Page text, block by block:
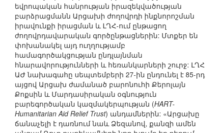
եվրոպական հանրության իրազեկվածության
բարձրացմանն Արցախի ժողովրդի ինքնորոշման
իրավունքի իրացման և ԼՂՀ-ում ընթացող
ժողովրդավարական գործընթացներին: Մտքեր են
փոխանակել այդ ուղղությամբ
համագործակցության ընդլայնման
հնարավորությունների և հեռանկարների շուրջ: ԼՂՀ
ԱԺ նախագահը սեպտեմբերի 27-ին ընդունել է 85-րդ
այցով Արցախ ժամանած բարոնուհի Քերոլայն
Քոքսին և Մարդասիրական օգնություն
բարեգործական կազմակերպության (HART-
Humanitarian Aid Relief Trust) անդամներին: «Արցախը
ճանաչելի է դառնում նաև Ձեզանով, քանզի ամեն